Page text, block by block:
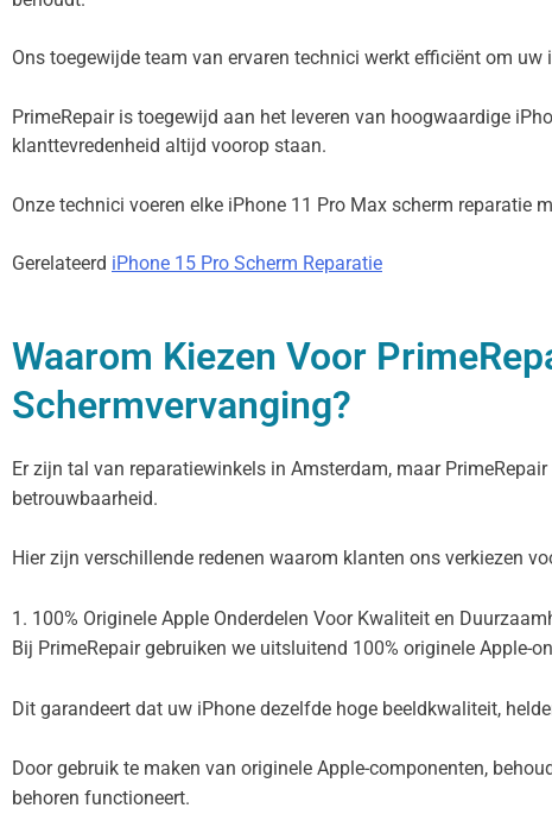
Ons toegewijde team van ervaren technici werkt efficiënt om
PrimeRepair is toegewijd aan het leveren van hoogwaardige
klanttevredenheid altijd voorop staan.
Onze technici voeren elke iPhone 11 Pro Max scherm reparatie
Gerelateerd iPhone 15 Pro Scherm Reparatie
Waarom Kiezen Voor
Schermvervanging?
Er zijn tal van reparatiewinkels in Amsterdam, maar
betrouwbaarheid.
Hier zijn verschillende redenen waarom klanten ons verkiezen
1. 100% Originele Apple Onderdelen Voor Kwaliteit en
Bij PrimeRepair gebruiken we uitsluitend 100% originele Apple-
Dit garandeert dat uw iPhone dezelfde hoge beeldkwaliteit,
Door gebruik te maken van originele Apple-componenten,
behoren functioneert.